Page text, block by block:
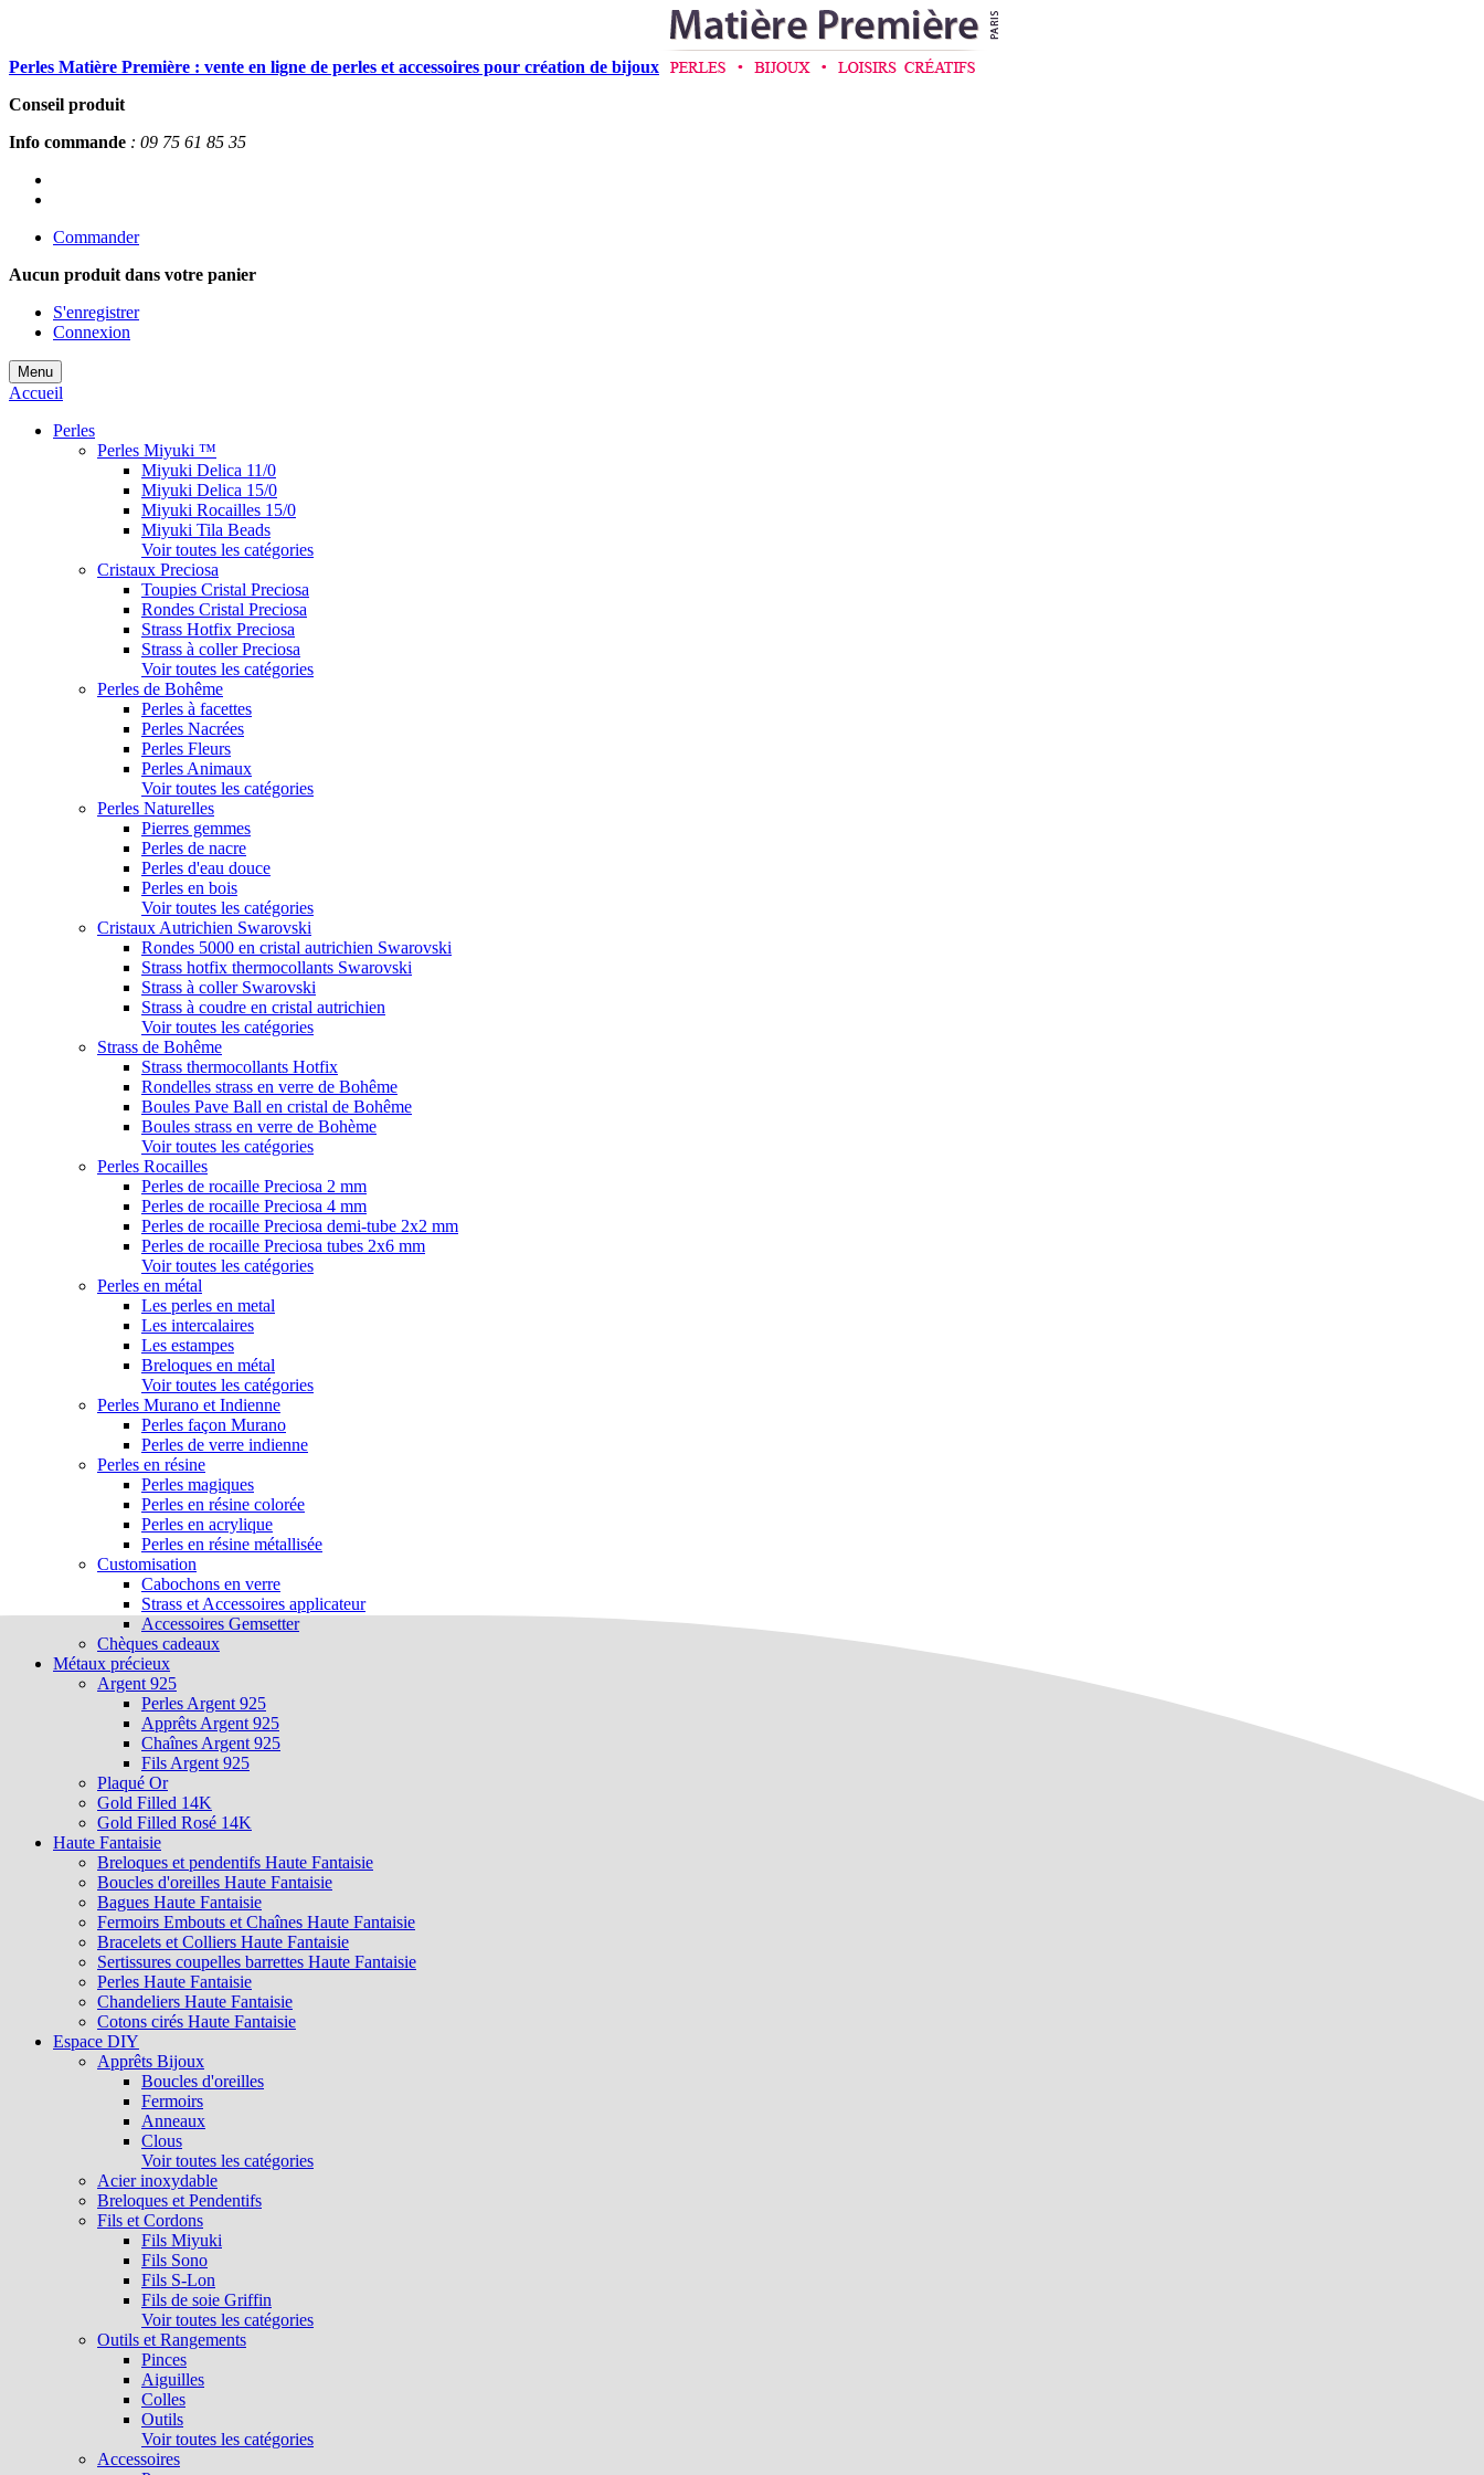
Perles Matière Première : vente en ligne de perles et accessoires pour création de bijoux
Conseil produit
Info commande : 09 75 61 85 35
Commander
Aucun produit dans votre panier
S'enregistrer
Connexion
Menu
Accueil
Perles
Perles Miyuki ™
Miyuki Delica 11/0
Miyuki Delica 15/0
Miyuki Rocailles 15/0
Miyuki Tila Beads
Voir toutes les catégories
Cristaux Preciosa
Toupies Cristal Preciosa
Rondes Cristal Preciosa
Strass Hotfix Preciosa
Strass à coller Preciosa
Voir toutes les catégories
Perles de Bohême
Perles à facettes
Perles Nacrées
Perles Fleurs
Perles Animaux
Voir toutes les catégories
Perles Naturelles
Pierres gemmes
Perles de nacre
Perles d'eau douce
Perles en bois
Voir toutes les catégories
Cristaux Autrichien Swarovski
Rondes 5000 en cristal autrichien Swarovski
Strass hotfix thermocollants Swarovski
Strass à coller Swarovski
Strass à coudre en cristal autrichien
Voir toutes les catégories
Strass de Bohême
Strass thermocollants Hotfix
Rondelles strass en verre de Bohême
Boules Pave Ball en cristal de Bohême
Boules strass en verre de Bohème
Voir toutes les catégories
Perles Rocailles
Perles de rocaille Preciosa 2 mm
Perles de rocaille Preciosa 4 mm
Perles de rocaille Preciosa demi-tube 2x2 mm
Perles de rocaille Preciosa tubes 2x6 mm
Voir toutes les catégories
Perles en métal
Les perles en metal
Les intercalaires
Les estampes
Breloques en métal
Voir toutes les catégories
Perles Murano et Indienne
Perles façon Murano
Perles de verre indienne
Perles en résine
Perles magiques
Perles en résine colorée
Perles en acrylique
Perles en résine métallisée
Customisation
Cabochons en verre
Strass et Accessoires applicateur
Accessoires Gemsetter
Chèques cadeaux
Métaux précieux
Argent 925
Perles Argent 925
Apprêts Argent 925
Chaînes Argent 925
Fils Argent 925
Plaqué Or
Gold Filled 14K
Gold Filled Rosé 14K
Haute Fantaisie
Breloques et pendentifs Haute Fantaisie
Boucles d'oreilles Haute Fantaisie
Bagues Haute Fantaisie
Fermoirs Embouts et Chaînes Haute Fantaisie
Bracelets et Colliers Haute Fantaisie
Sertissures coupelles barrettes Haute Fantaisie
Perles Haute Fantaisie
Chandeliers Haute Fantaisie
Cotons cirés Haute Fantaisie
Espace DIY
Apprêts Bijoux
Boucles d'oreilles
Fermoirs
Anneaux
Clous
Voir toutes les catégories
Acier inoxydable
Breloques et Pendentifs
Fils et Cordons
Fils Miyuki
Fils Sono
Fils S-Lon
Fils de soie Griffin
Voir toutes les catégories
Outils et Rangements
Pinces
Aiguilles
Colles
Outils
Voir toutes les catégories
Accessoires